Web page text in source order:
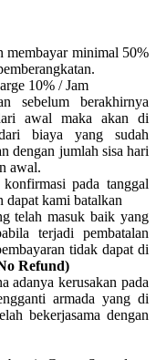
membayar minimal 50%
10% / Jam
sebelum berakhirnya
awal maka akan di
biaya yang sudah
dengan jumlah sisa hari
awal.
pada tanggal
dapat kami batalkan
telah masuk baik yang
terjadi pembatalan
tidak dapat di
Refund)
adanya kerusakan pada
armada yang di
bekerjasama dengan